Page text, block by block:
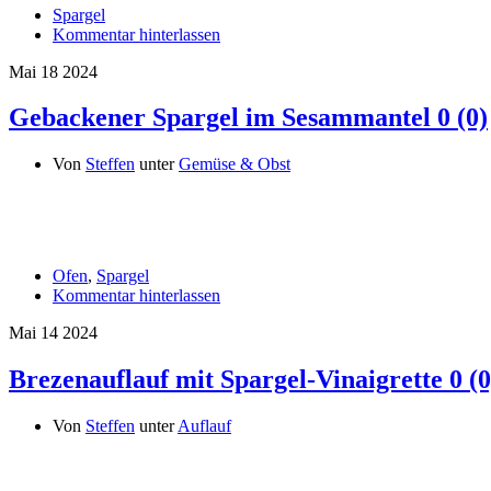
Spargel
Kommentar hinterlassen
Mai 18 2024
Gebackener Spargel im Sesammantel 0 (0)
Von Steffen unterGemüse & Obst
Ofen, Spargel
Kommentar hinterlassen
Mai 14 2024
Brezenauflauf mit Spargel-Vinaigrette 0
Von Steffen unterAuflauf